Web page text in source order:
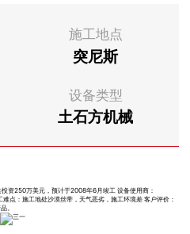
施工地点
突尼斯
设备类型
土石方机械
资250万美元，预计于2008年6月竣工 设备使用商：
点：施工地处沙漠丝带，天气恶劣，施工环境差 客户评价：
。